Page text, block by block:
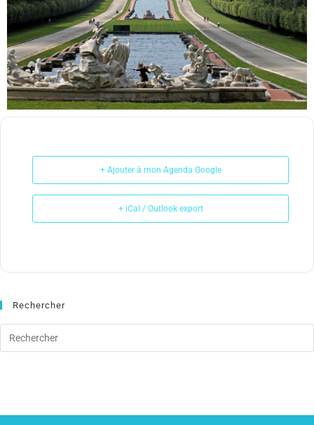
+ Ajouter à mon Agenda Google
+ iCal / Outlook export
Rechercher